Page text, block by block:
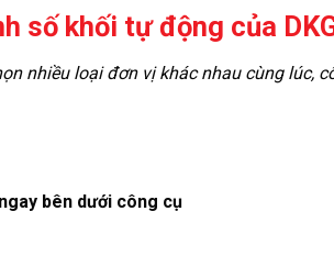
số khối tự động của
nhiều loại đơn vị khác nhau cùng lúc,
bên dưới công cụ